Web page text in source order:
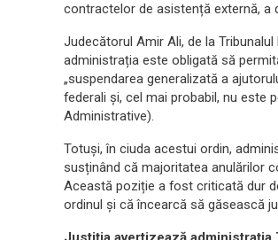
contractelor de asistență externă, a
Judecătorul Amir Ali, de la
administrația este obligată să
„suspendarea generalizată a
federali și, cel mai probabil, nu este
Administrative).
Totuși, în ciuda acestui ordin,
susținând că majoritatea anulărilor
Această poziție a fost criticată dur
ordinul și că încearcă să găsească